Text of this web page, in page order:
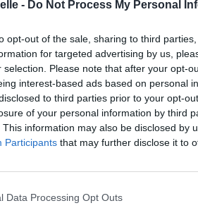
- Do Not Process My Personal
opt-out of the sale, sharing to third
for targeted advertising by us,
selection. Please note that after your opt-
interest-based ads based on personal
to third parties prior to your opt-
of your personal information by third
This information may also be disclosed by
Participants that may further disclose it to
Data Processing Opt Outs